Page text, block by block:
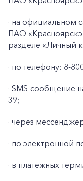
+7-800-
· на официальном
ПАО
разделе «Личный
· по телефону: 8-
· SMS-сообщение
39;
· через
· по электронной
· в платежных